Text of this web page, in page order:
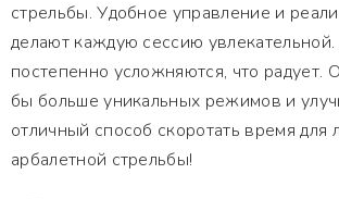
стрельбы. Удобное управление и
делают каждую сессию увлекательной.
постепенно усложняются, что радует.
бы больше уникальных режимов и
отличный способ скоротать время для
арбалетной стрельбы!